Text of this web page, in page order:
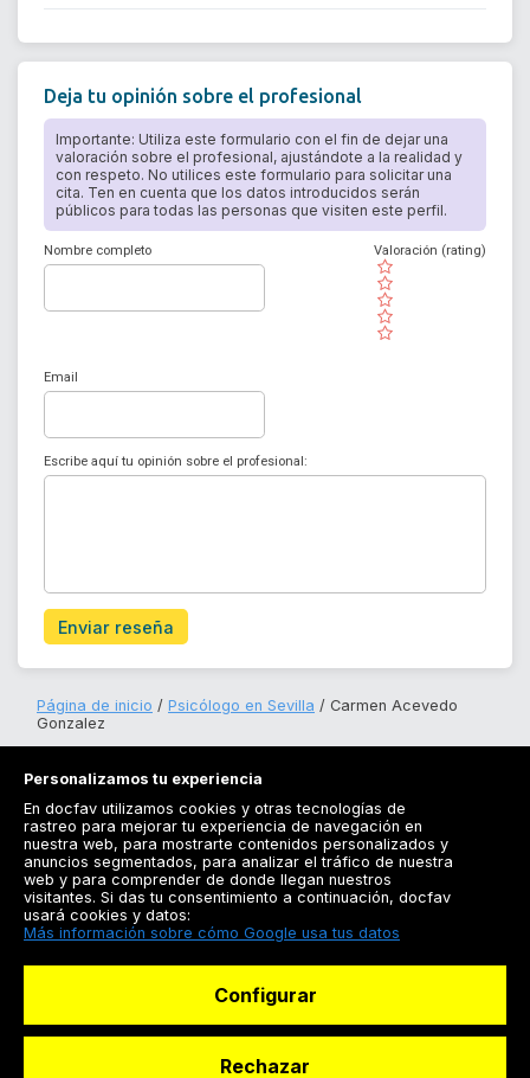
Deja tu opinión sobre el profesional
Importante: Utiliza este formulario con el fin de dejar una
valoración sobre el profesional, ajustándote a la realidad y
con respeto. No utilices este formulario para solicitar una
cita. Ten en cuenta que los datos introducidos serán
públicos para todas las personas que visiten este perfil.
Nombre completo
( )
( )
( )
( )
( )
Valoración (rating)
Email
Escribe aquí tu opinión sobre el profesional:
Enviar reseña
Página de inicio Psicólogo en Sevilla
Carmen Acevedo
Gonzalez
Registrarse
Docfav
Personalizamos tu experiencia
En docfav utilizamos cookies y otras tecnologías de
rastreo para mejorar tu experiencia de navegación en
nuestra web, para mostrarte contenidos personalizados y
anuncios segmentados, para analizar el tráfico de nuestra
web y para comprender de donde llegan nuestros
visitantes. Si das tu consentimiento a continuación, docfav
usará cookies y datos:
Más información sobre cómo Google usa tus datos
Configurar
Rechazar